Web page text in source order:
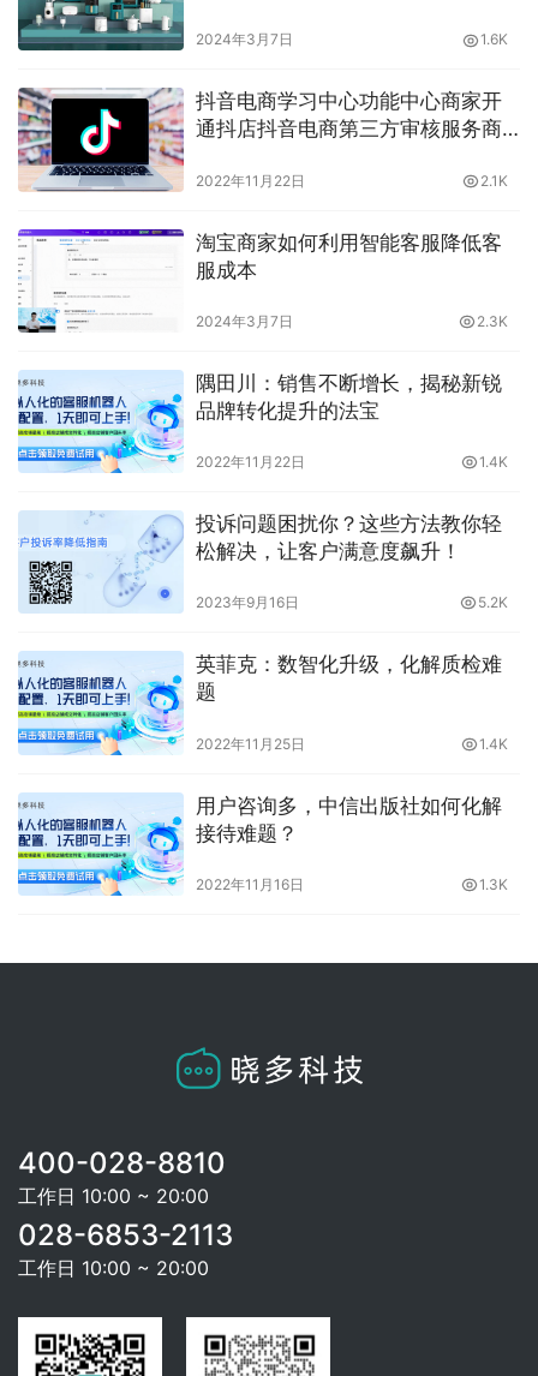
2024年3月7日 1.6K
抖音电商学习中心功能中心商家开
通抖店抖音电商第三方审核服务商
你了解
2022年11月22日 2.1K
淘宝商家如何利用智能客服降低客
服成本
2024年3月7日 2.3K
隅田川：销售不断增长，揭秘新锐
品牌转化提升的法宝
2022年11月22日 1.4K
投诉问题困扰你？这些方法教你轻
松解决，让客户满意度飙升！
2023年9月16日 5.2K
英菲克：数智化升级，化解质检难
题
2022年11月25日 1.4K
用户咨询多，中信出版社如何化解
接待难题？
2022年11月16日 1.3K
400-028-8810
工作日 10:00 ~ 20:00
028-6853-2113
工作日 10:00 ~ 20:00